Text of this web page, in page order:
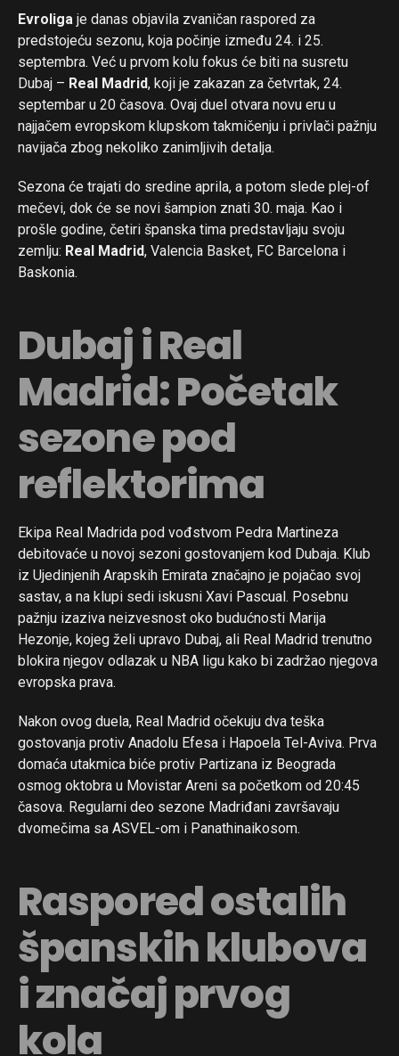
Evroliga je danas objavila zvaničan raspored za
predstojeću sezonu, koja počinje između 24. i 25.
septembra. Već u prvom kolu fokus će biti na susretu
Dubaj – Real Madrid, koji je zakazan za četvrtak, 24.
septembar u 20 časova. Ovaj duel otvara novu eru u
najjačem evropskom klupskom takmičenju i privlači pažnju
navijača zbog nekoliko zanimljivih detalja.
Sezona će trajati do sredine aprila, a potom slede plej-of
mečevi, dok će se novi šampion znati 30. maja. Kao i
prošle godine, četiri španska tima predstavljaju svoju
zemlju: Real Madrid, Valencia Basket, FC Barcelona i
Baskonia.
Dubaj i Real
Madrid: Početak
sezone pod
reflektorima
Ekipa Real Madrida pod vođstvom Pedra Martineza
debitovaće u novoj sezoni gostovanjem kod Dubaja. Klub
iz Ujedinjenih Arapskih Emirata značajno je pojačao svoj
sastav, a na klupi sedi iskusni Xavi Pascual. Posebnu
pažnju izaziva neizvesnost oko budućnosti Marija
Hezonje, kojeg želi upravo Dubaj, ali Real Madrid trenutno
blokira njegov odlazak u NBA ligu kako bi zadržao njegova
evropska prava.
Nakon ovog duela, Real Madrid očekuju dva teška
gostovanja protiv Anadolu Efesa i Hapoela Tel-Aviva. Prva
domaća utakmica biće protiv Partizana iz Beograda
osmog oktobra u Movistar Areni sa početkom od 20:45
časova. Regularni deo sezone Madriđani završavaju
dvomečima sa ASVEL-om i Panathinaikosom.
Raspored ostalih
španskih klubova
i značaj prvog
kola